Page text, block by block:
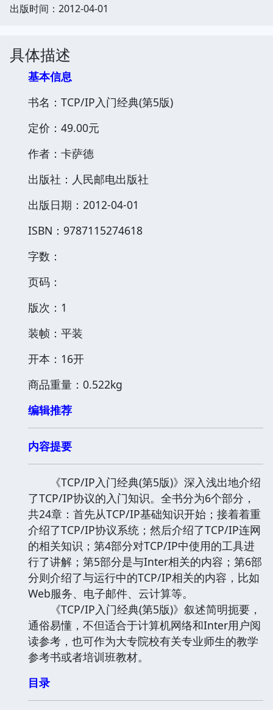
出版时间：2012-04-01
具体描述
基本信息
书名：TCP/IP入门经典(第5版)
定价：49.00元
作者：卡萨德
出版社：人民邮电出版社
出版日期：2012-04-01
ISBN：9787115274618
字数：
页码：
版次：1
装帧：平装
开本：16开
商品重量：0.522kg
编辑推荐
内容提要
《TCP/IP入门经典(第5版)》深入浅出地介绍
了TCP/IP协议的入门知识。全书分为6个部分，
共24章：首先从TCP/IP基础知识开始；接着着重
介绍了TCP/IP协议系统；然后介绍了TCP/IP连网
的相关知识；第4部分对TCP/IP中使用的工具进
行了讲解；第5部分是与Inter相关的内容；第6部
分则介绍了与运行中的TCP/IP相关的内容，比如
Web服务、电子邮件、云计算等。
《TCP/IP入门经典(第5版)》叙述简明扼要，
通俗易懂，不但适合于计算机网络和Inter用户阅
读参考，也可作为大专院校有关专业师生的教学
参考书或者培训班教材。
目录